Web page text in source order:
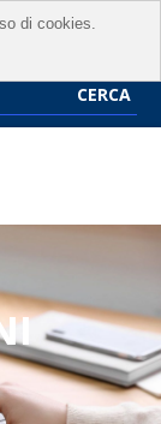
CERCA
di cookies.